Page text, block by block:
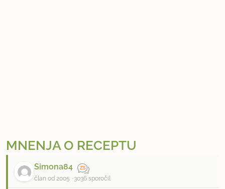
MNENJA O RECEPTU
Simona84
član od 2005 3036 sporočil